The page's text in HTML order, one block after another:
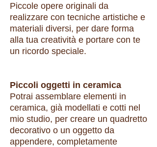
Piccole opere originali da
realizzare con tecniche artistiche e
materiali diversi, per dare forma
alla tua creatività e portare con te
un ricordo speciale.
Piccoli oggetti in ceramica
Potrai assemblare elementi in
ceramica, già modellati e cotti nel
mio studio, per creare un quadretto
decorativo o un oggetto da
appendere, completamente